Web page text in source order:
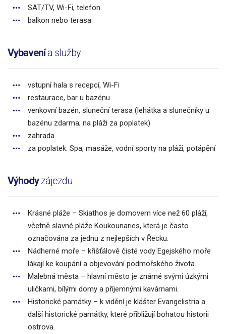
SAT/TV, Wi-Fi, telefon
balkon nebo terasa
Vybavenía služby
vstupní hala s recepcí, Wi-Fi
restaurace, bar u bazénu
venkovní bazén, sluneční terasa (lehátka a slunečníky u
bazénu zdarma; na pláži za poplatek)
zahrada
za poplatek: Spa, masáže, vodní sporty na pláži, potápění
Výhodyzájezdu
Krásné pláže – Skiathos je domovem více než 60 pláží,
včetně slavné pláže Koukounaries, která je často
označována za jednu z nejlepších v Řecku.
Nádherné moře – křišťálově čisté vody Egejského moře
lákají ke koupání a objevování podmořského života.
Malebná města – hlavní město je známé svými úzkými
uličkami, bílými domy a příjemnými kavárnami.
Historické památky – k vidění je klášter Evangelistria a
další historické památky, které přibližují bohatou historii
ostrova.